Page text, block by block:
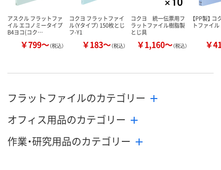
アスクル フラットファ
イル エコノミータイプ
B4ヨコ(コク…
￥799～（税込）
コクヨ フラットファイ
ル（Yタイプ） 150枚とじ
フ-Y1
￥183～（税込）
コクヨ 統一伝票用フ
ラットファイル樹脂製
とじ具
￥1,160～（税込）
【PP製】
トファイ
￥
フラットファイルのカテゴリー
オフィス用品のカテゴリー
作業・研究用品のカテゴリー